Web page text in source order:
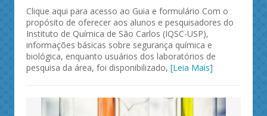
Clique aqui para acesso ao Guia e formulário Com o
propósito de oferecer aos alunos e pesquisadores do
Instituto de Química de São Carlos (IQSC-USP),
informações básicas sobre segurança química e
biológica, enquanto usuários dos laboratórios de
pesquisa da área, foi disponibilizado, [Leia Mais]